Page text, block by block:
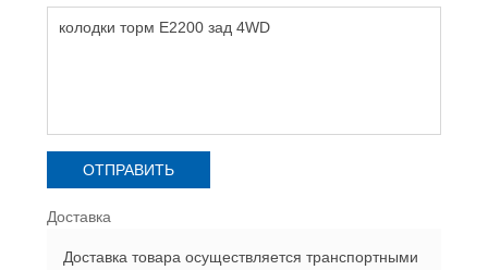
Доставка
Доставка товара осуществляется транспортными